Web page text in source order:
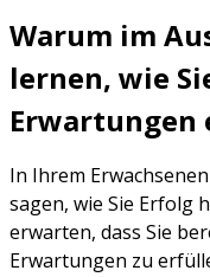
Warum im
lernen, wie
Erwartungen
In Ihrem
sagen, wie Sie Erfolg
erwarten, dass Sie
Erwartungen zu